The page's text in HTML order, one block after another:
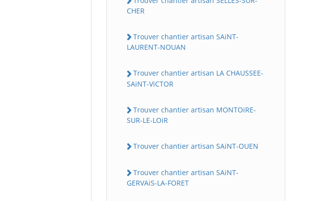
CHER
Trouver chantier artisan SAiNT-
LAURENT-NOUAN
Trouver chantier artisan LA CHAUSSEE-
SAiNT-ViCTOR
Trouver chantier artisan MONTOiRE-
SUR-LE-LOiR
Trouver chantier artisan SAiNT-OUEN
Trouver chantier artisan SAiNT-
GERVAiS-LA-FORET